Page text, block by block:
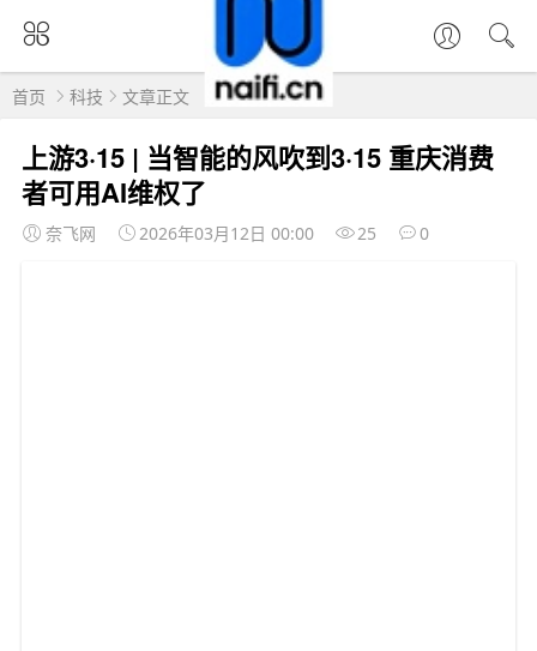
首页 科技 文章正文
上游3·15 | 当智能的风吹到3·15 重庆消费
者可用AI维权了
奈飞网 2026年03月12日 00:00 25 0